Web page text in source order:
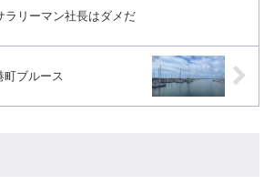
ラリーマン社長はダメだ
町ブルース